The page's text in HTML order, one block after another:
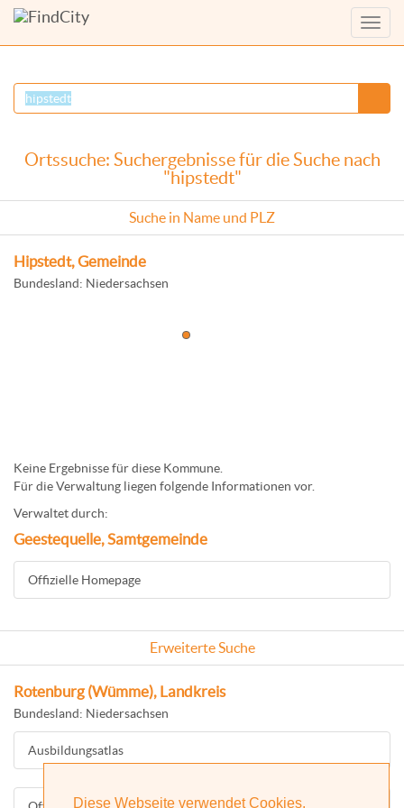
Diese Webseite verwendet Cookies.
Menü
Ortssuche: Suchergebnisse für die Suche nach
"hipstedt"
Suche in Name und PLZ
Hipstedt, Gemeinde
Bundesland: Niedersachsen
Keine Ergebnisse für diese Kommune.
Für die Verwaltung liegen folgende Informationen vor.
Verwaltet durch:
Geestequelle, Samtgemeinde
Offizielle Homepage
Erweiterte Suche
Rotenburg (Wümme), Landkreis
Bundesland: Niedersachsen
Ausbildungsatlas